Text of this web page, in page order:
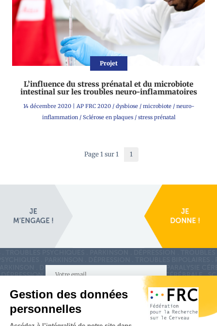
Projet
L’influence du stress prénatal et du microbiote
intestinal sur les troubles neuro-inflammatoires
14 décembre 2020| AP FRC 2020/ dysbiose/ microbiote/ neuro-
inflammation/ Sclérose en plaques/ stress prénatal
Page 1 sur 1 1
S'inscrire à la newsletter
les réseaux sociaux